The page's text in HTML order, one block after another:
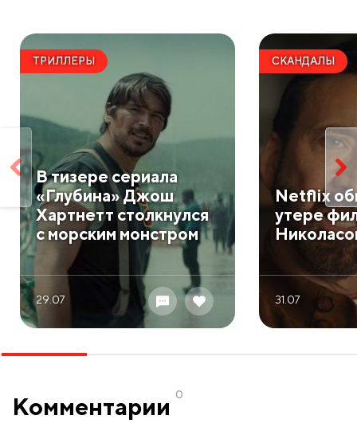
ТРИЛЛЕРЫ
В тизере сериала
«Глубина» Джош
Хартнетт столкнулся
с морским монстром
29.07
СКАНДАЛЫ
Netflix
утере
31.07
Комментарии 0